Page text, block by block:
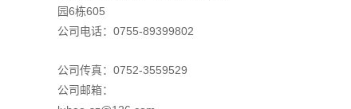
园6栋605
公司电话：0755-89399802
公司传真：0752-3559529
公司邮箱：